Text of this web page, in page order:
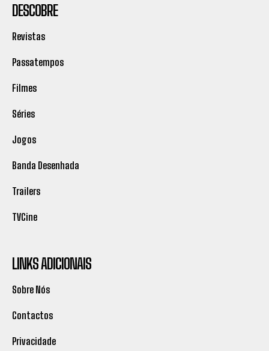
DESCOBRE
Revistas
Passatempos
Filmes
Séries
Jogos
Banda Desenhada
Trailers
TVCine
LINKS ADICIONAIS
Sobre Nós
Contactos
Privacidade